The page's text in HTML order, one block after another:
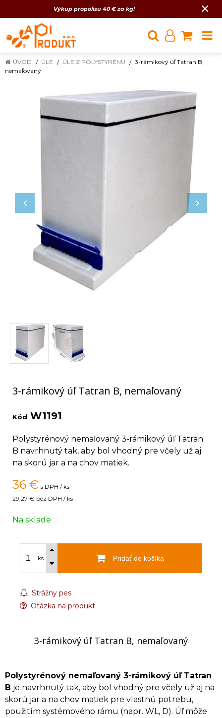
Výkup propolisu 40 € za kg! ×
ÚVOD ÚLE ÚLE Z POLYSTYRÉNU
3-rámikový úľ Tatran B,
nemaľovaný
3-rámikový úľ Tatran B, nemaľovaný
Kód: W1191
Polystyrénový nemaľovaný 3-rámikový úľ Tatran
B navrhnutý tak, aby bol vhodný pre včely už aj
na skorú jar a na chov matiek.
36 € s DPH / ks
29,27 € bez DPH / ks
Na sklade
ks Pridať do košíka
Strážny pes
Otázka na produkt
3-rámikový úľ Tatran B, nemaľovaný
Polystyrénový nemaľovaný 3-rámikový úľ Tatran
B je navrhnutý tak, aby bol vhodný pre včely už aj na
skorú jar a na chov matiek pre vlastnú potrebu,
použitím systémového rámu (napr. WL, D). Úľ môže